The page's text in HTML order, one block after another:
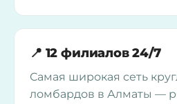
📍 12 филиалов 24/7
Самая широкая сеть
ломбардов в Алматы —